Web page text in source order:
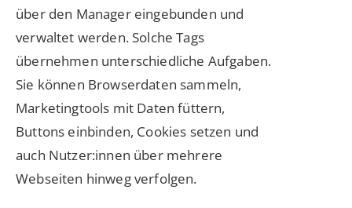
über den Manager eingebunden und
verwaltet werden. Solche Tags
übernehmen unterschiedliche Aufgaben.
Sie können Browserdaten sammeln,
Marketingtools mit Daten füttern,
Buttons einbinden, Cookies setzen und
auch Nutzer:innen über mehrere
Webseiten hinweg verfolgen.